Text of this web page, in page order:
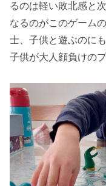
るのは軽い敗北感と
なるのがこのゲーム
士、子供と遊ぶのに
子供が大人顔負けの